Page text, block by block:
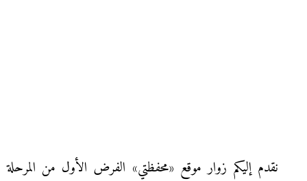
نقدم إليكم زوار موقع «محفظتي» الفرض الأول من المرحلة